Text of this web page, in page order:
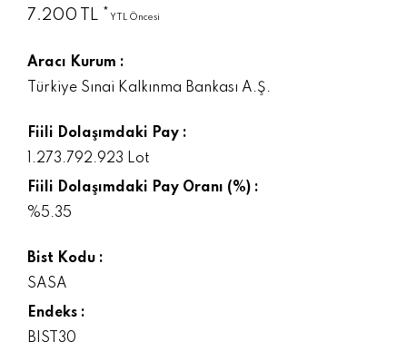
7.200 TL * YTL Öncesi
Aracı Kurum :
Türkiye Sınai Kalkınma Bankası A.Ş.
Fiili Dolaşımdaki Pay :
1.273.792.923 Lot
Fiili Dolaşımdaki Pay Oranı (%) :
%5.35
Bist Kodu :
SASA
Endeks :
BIST30